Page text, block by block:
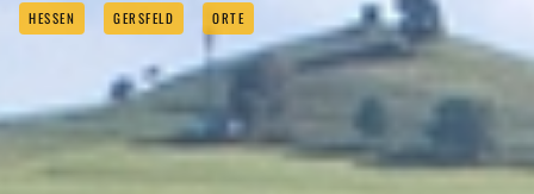
HESSEN GERSFELD ORTE
SEHENSWERTES
Eigenen Eintrag kostenlos erstellen >